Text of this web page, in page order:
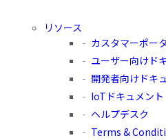
リソース
カスタマーポー
ユーザー向けド
開発者向けドキ
IoTドキュメント
ヘルプデスク
Terms &お問い